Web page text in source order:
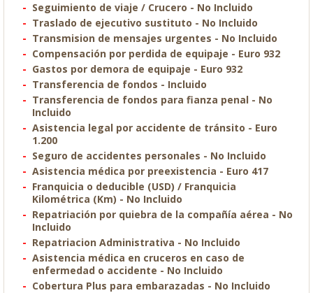
Seguimiento de viaje / Crucero - No Incluido
Traslado de ejecutivo sustituto - No Incluido
Transmision de mensajes urgentes - No Incluido
Compensación por perdida de equipaje - Euro 932
Gastos por demora de equipaje - Euro 932
Transferencia de fondos - Incluido
Transferencia de fondos para fianza penal - No
Incluido
Asistencia legal por accidente de tránsito - Euro
1.200
Seguro de accidentes personales - No Incluido
Asistencia médica por preexistencia - Euro 417
Franquicia o deducible (USD) / Franquicia
Kilométrica (Km) - No Incluido
Repatriación por quiebra de la compañía aérea - No
Incluido
Repatriacion Administrativa - No Incluido
Asistencia médica en cruceros en caso de
enfermedad o accidente - No Incluido
Cobertura Plus para embarazadas - No Incluido